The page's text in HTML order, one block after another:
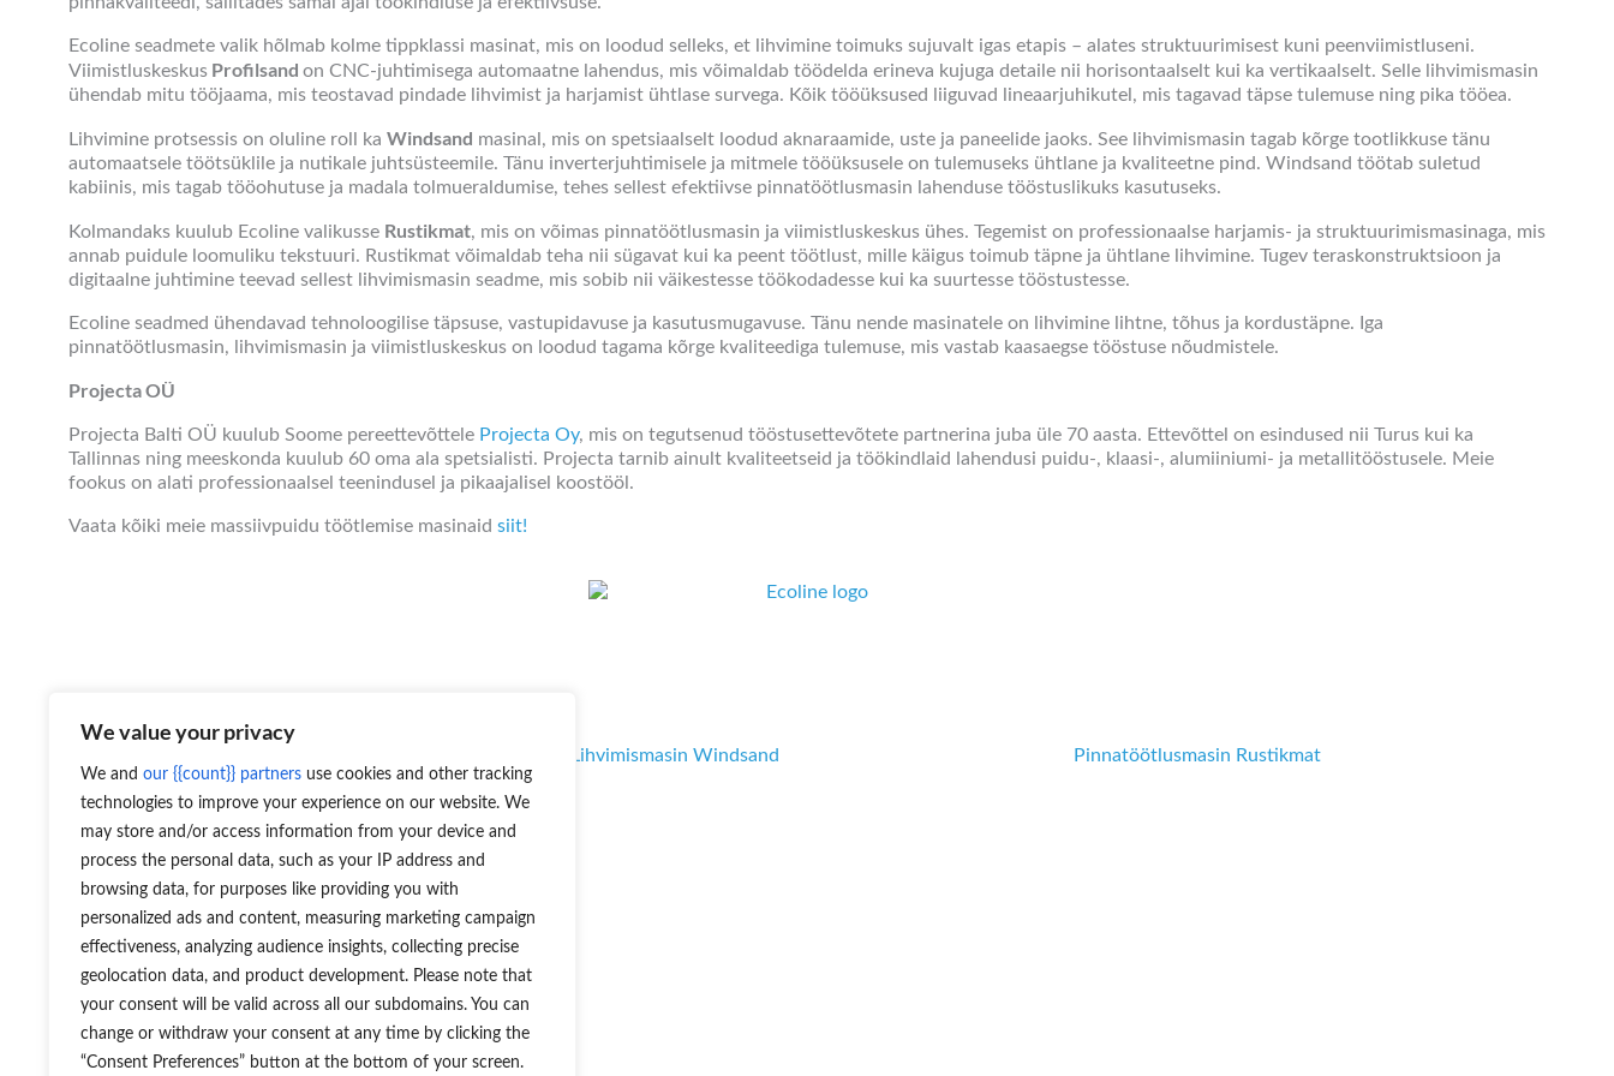
We value your privacy
We and our {{count}} partners use cookies and other tracking
technologies to improve your experience on our website. We
may store and/or access information from your device and
process the personal data, such as your IP address and
browsing data, for purposes like providing you with
personalized ads and content, measuring marketing campaign
effectiveness, analyzing audience insights, collecting precise
geolocation data, and product development. Please note that
your consent will be valid across all our subdomains. You can
change or withdraw your consent at any time by clicking the
“Consent Preferences” button at the bottom of your screen.
Ecoline seadmete valik hõlmab kolme tippklassi masinat, mis on loodud selleks, et lihvimine toimuks sujuvalt igas etapis – alates struktuurimisest kuni peenviimistluseni.
Viimistluskeskus Profilsand on CNC-juhtimisega automaatne lahendus, mis võimaldab töödelda erineva kujuga detaile nii horisontaalselt kui ka vertikaalselt. Selle lihvimismasin
ühendab mitu tööjaama, mis teostavad pindade lihvimist ja harjamist ühtlase survega. Kõik tööüksused liiguvad lineaarjuhikutel, mis tagavad täpse tulemuse ning pika tööea.
Lihvimine protsessis on oluline roll ka Windsand masinal, mis on spetsiaalselt loodud aknaraamide, uste ja paneelide jaoks. See lihvimismasin tagab kõrge tootlikkuse tänu
automaatsele töötsüklile ja nutikale juhtsüsteemile. Tänu inverterjuhtimisele ja mitmele tööüksusele on tulemuseks ühtlane ja kvaliteetne pind. Windsand töötab suletud
kabiinis, mis tagab tööohutuse ja madala tolmueraldumise, tehes sellest efektiivse pinnatöötlusmasin lahenduse tööstuslikuks kasutuseks.
Kolmandaks kuulub Ecoline valikusse Rustikmat, mis on võimas pinnatöötlusmasin ja viimistluskeskus ühes. Tegemist on professionaalse harjamis- ja struktuurimismasinaga, mis
annab puidule loomuliku tekstuuri. Rustikmat võimaldab teha nii sügavat kui ka peent töötlust, mille käigus toimub täpne ja ühtlane lihvimine. Tugev teraskonstruktsioon ja
digitaalne juhtimine teevad sellest lihvimismasin seadme, mis sobib nii väikestesse töökodadesse kui ka suurtesse tööstustesse.
Ecoline seadmed ühendavad tehnoloogilise täpsuse, vastupidavuse ja kasutusmugavuse. Tänu nende masinatele on lihvimine lihtne, tõhus ja kordustäpne. Iga
pinnatöötlusmasin, lihvimismasin ja viimistluskeskus on loodud tagama kõrge kvaliteediga tulemuse, mis vastab kaasaegse tööstuse nõudmistele.
Projecta OÜ
Projecta Balti OÜ kuulub Soome pereettevõttele Projecta Oy, mis on tegutsenud tööstusettevõtete partnerina juba üle 70 aasta. Ettevõttel on esindused nii Turus kui ka
Tallinnas ning meeskonda kuulub 60 oma ala spetsialisti. Projecta tarnib ainult kvaliteetseid ja töökindlaid lahendusi puidu-, klaasi-, alumiiniumi- ja metallitööstusele. Meie
fookus on alati professionaalsel teenindusel ja pikaajalisel koostööl.
Vaata kõiki meie massiivpuidu töötlemise masinaid siit!
Lihvimismasin Windsand Pinnatöötlusmasin Rustikmat
Peep Ani
+372 56266588
peep.ani@projecta.ee
Puidutööstus
Müük